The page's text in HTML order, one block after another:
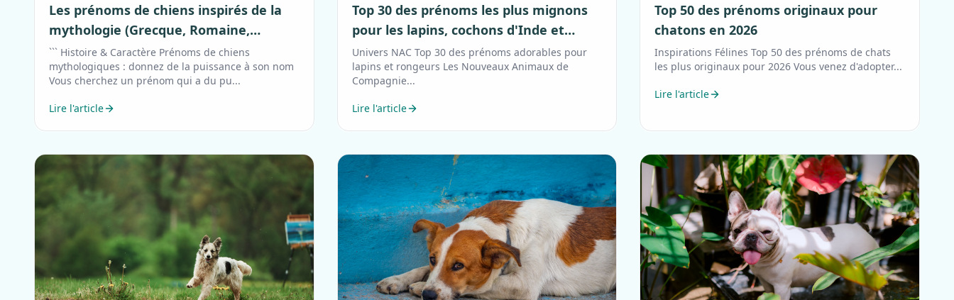
Les prénoms de chiens inspirés de la
mythologie (Grecque, Romaine,
Nordique) : donnez du caractère à
votre compagnon !
``` Histoire & Caractère Prénoms de chiens
mythologiques : donnez de la puissance à son nom
Vous cherchez un prénom qui a du pu...
Lire l'article
Top 30 des prénoms les plus mignons
pour les lapins, cochons d'Inde et
petits rongeurs (NAC)
Univers NAC Top 30 des prénoms adorables pour
lapins et rongeurs Les Nouveaux Animaux de
Compagnie...
Lire l'article
Top 50 des prénoms originaux pour
chatons en 2026
Inspirations Félines Top 50 des prénoms de chats
les plus originaux pour 2026 Vous venez d'adopter...
Lire l'article